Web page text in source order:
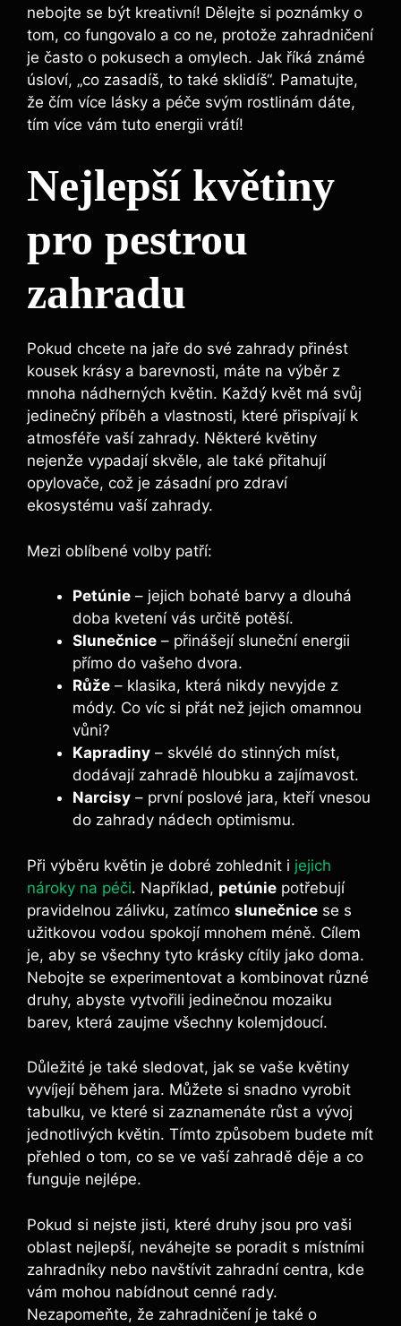
nebojte se být kreativní! Dělejte si poznámky o
tom, co fungovalo a co ne, protože zahradničení
je často o pokusech a omylech. Jak říká známé
úsloví, „co zasadíš, to také sklidíš“. Pamatujte,
že čím více lásky a péče svým rostlinám dáte,
tím více vám tuto energii vrátí!
Nejlepší květiny
pro pestrou
zahradu
Pokud chcete na jaře do své zahrady přinést
kousek krásy a barevnosti, máte na výběr z
mnoha nádherných květin. Každý květ má svůj
jedinečný příběh a vlastnosti, které přispívají k
atmosféře vaší zahrady. Některé květiny
nejenže vypadají skvěle, ale také přitahují
opylovače, což je zásadní pro zdraví
ekosystému vaší zahrady.
Mezi oblíbené volby patří:
Petúnie – jejich bohaté barvy a dlouhá
doba kvetení vás určitě potěší.
Slunečnice – přinášejí sluneční energii
přímo do vašeho dvora.
Růže – klasika, která nikdy nevyjde z
módy. Co víc si přát než jejich omamnou
vůni?
Kapradiny – skvélé do stinných míst,
dodávají zahradě hloubku a zajímavost.
Narcisy – první poslové jara, kteří vnesou
do zahrady nádech optimismu.
Při výběru květin je dobré zohlednit i jejich
nároky na péči. Například, petúnie potřebují
pravidelnou zálivku, zatímco slunečnice se s
užitkovou vodou spokojí mnohem méně. Cílem
je, aby se všechny tyto krásky cítily jako doma.
Nebojte se experimentovat a kombinovat různé
druhy, abyste vytvořili jedinečnou mozaiku
barev, která zaujme všechny kolemjdoucí.
Důležité je také sledovat, jak se vaše květiny
vyvíjejí během jara. Můžete si snadno vyrobit
tabulku, ve které si zaznamenáte růst a vývoj
jednotlivých květin. Tímto způsobem budete mít
přehled o tom, co se ve vaší zahradě děje a co
funguje nejlépe.
Pokud si nejste jisti, které druhy jsou pro vaši
oblast nejlepší, neváhejte se poradit s místními
zahradníky nebo navštívit zahradní centra, kde
vám mohou nabídnout cenné rady.
Nezapomeňte, že zahradničení je také o